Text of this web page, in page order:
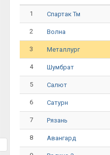
1 Спартак Тм
2 Волна
3 Металлург
4 Шумбрат
5 Салют
6 Сатурн
7 Рязань
8 Авангард